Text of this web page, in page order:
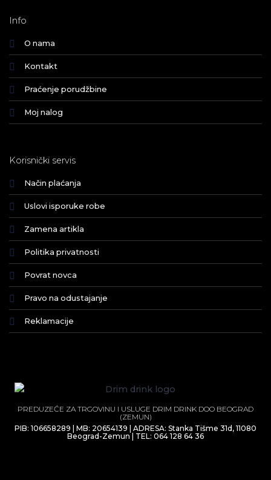
Info
O nama
Kontakt
Praćenje porudžbine
Moj nalog
Korisnički servis
Način plaćanja
Uslovi isporuke robe
Zamena artikla
Politika privatnosti
Povrat novca
Pravo na odustajanje
Reklamacije
PREDUZEĆE ZA TRGOVINU I USLUGE DRIM DRINK DOO BEOGRAD
(ZEMUN)
PIB: 106658289 | MB: 20654139 | ADRESA: Stanka Tišme 31d, 11080
Beograd-Zemun | TEL: 064 128 64 36